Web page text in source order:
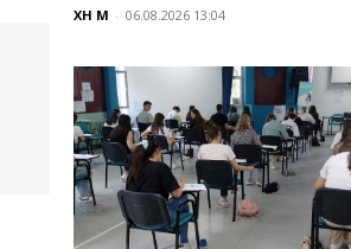
XH M - 06.08.2026 13:04